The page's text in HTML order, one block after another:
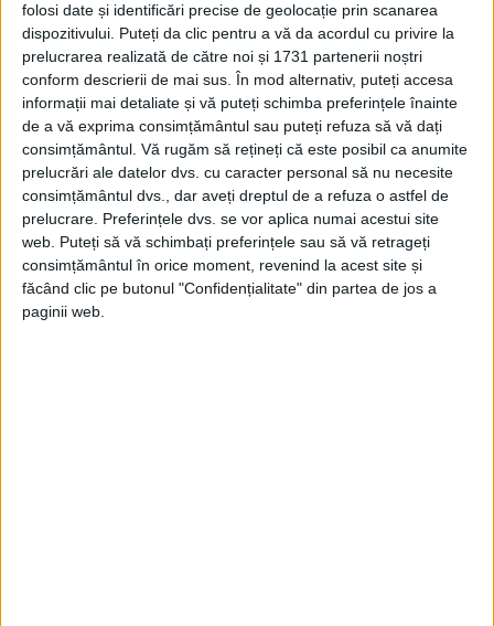
folosi date și identificări precise de geolocație prin scanarea
dispozitivului. Puteți da clic pentru a vă da acordul cu privire la
prelucrarea realizată de către noi și 1731 partenerii noștri
conform descrierii de mai sus. În mod alternativ, puteți accesa
informații mai detaliate și vă puteți schimba preferințele înainte
de a vă exprima consimțământul sau puteți refuza să vă dați
consimțământul. Vă rugăm să rețineți că este posibil ca anumite
prelucrări ale datelor dvs. cu caracter personal să nu necesite
consimțământul dvs., dar aveți dreptul de a refuza o astfel de
prelucrare. Preferințele dvs. se vor aplica numai acestui site
web. Puteți să vă schimbați preferințele sau să vă retrageți
consimțământul în orice moment, revenind la acest site și
făcând clic pe butonul "Confidențialitate" din partea de jos a
paginii web.
AUGUST 2023
Ioniță Tunsu, haiducul orășean
Unul dintre ultimii haiduci ai istoriei noastre și-a consumat
existența nu în codrul verde sau în...